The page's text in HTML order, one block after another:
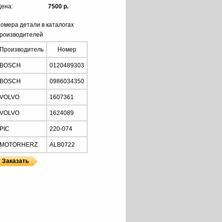
7500 р.
детали в каталогах
Производитель Номер
BOSCH 0120489303
BOSCH 0986034350
VOLVO 1607361
VOLVO 1624089
PIC 220-074
MOTORHERZ ALB0722